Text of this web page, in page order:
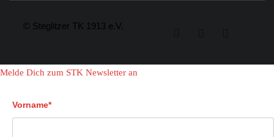
© Steglitzer TK 1913 e.V.
Melde Dich zum STK Newsletter an
Vorname*